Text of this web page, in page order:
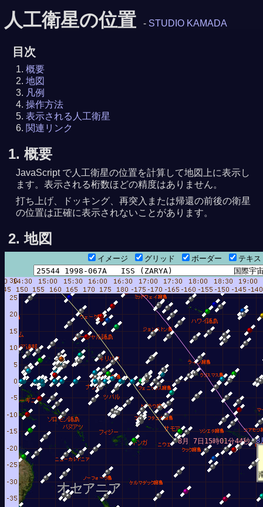
人工衛星の位置 - STUDIO KAMADA
目次
概要
地図
凡例
操作方法
表示される人工衛星
関連リンク
1. 概要
JavaScript で人工衛星の位置を計算して地図上に表示し
ます。表示される桁数ほどの精度はありません。
打ち上げ、ドッキング、再突入または帰還の前後の衛星
の位置は正確に表示されないことがあります。
2. 地図
イメージ グリッド ボーダー テキ
8
8月 7日15時01分44秒